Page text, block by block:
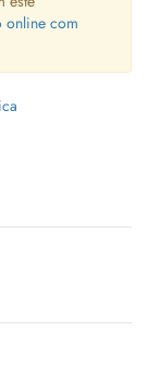
online com